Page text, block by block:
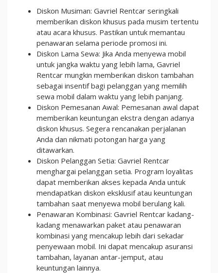
Diskon Musiman: Gavriel Rentcar seringkali
memberikan diskon khusus pada musim tertentu
atau acara khusus. Pastikan untuk memantau
penawaran selama periode promosi ini.
Diskon Lama Sewa: Jika Anda menyewa mobil
untuk jangka waktu yang lebih lama, Gavriel
Rentcar mungkin memberikan diskon tambahan
sebagai insentif bagi pelanggan yang memilih
sewa mobil dalam waktu yang lebih panjang.
Diskon Pemesanan Awal: Pemesanan awal dapat
memberikan keuntungan ekstra dengan adanya
diskon khusus. Segera rencanakan perjalanan
Anda dan nikmati potongan harga yang
ditawarkan.
Diskon Pelanggan Setia: Gavriel Rentcar
menghargai pelanggan setia. Program loyalitas
dapat memberikan akses kepada Anda untuk
mendapatkan diskon eksklusif atau keuntungan
tambahan saat menyewa mobil berulang kali.
Penawaran Kombinasi: Gavriel Rentcar kadang-
kadang menawarkan paket atau penawaran
kombinasi yang mencakup lebih dari sekadar
penyewaan mobil. Ini dapat mencakup asuransi
tambahan, layanan antar-jemput, atau
keuntungan lainnya.